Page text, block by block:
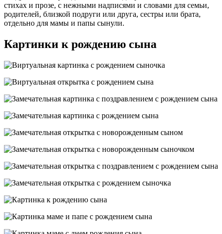
стихах и прозе, с нежными надписями и словами для семьи,
родителей, близкой подруги или друга, сестры или брата,
отдельно для мамы и папы сынули.
Картинки к рождению сына